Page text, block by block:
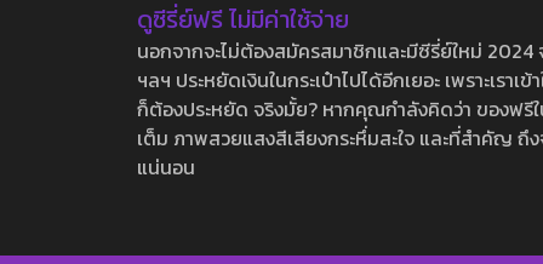
ดูซีรี่ย์ฟรี ไม่มีค่าใช้จ่าย
นอกจากจะไม่ต้องสมัครสมาชิกและมีซีรี่ย์ใหม่
ฯลฯ ประหยัดเงินในกระเป๋าไปได้อีกเยอะ เพราะเร
ก็ต้องประหยัด จริงมั้ย? หากคุณกำลังคิดว่า ของฟ
เต็ม ภาพสวยแสงสีเสียงกระหึ่มสะใจ และที่สำคัญ
แน่นอน